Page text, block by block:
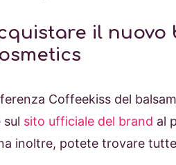
il nuovo
Coffeekiss del
sul sito ufficiale del brand al
inoltre, potete trovare